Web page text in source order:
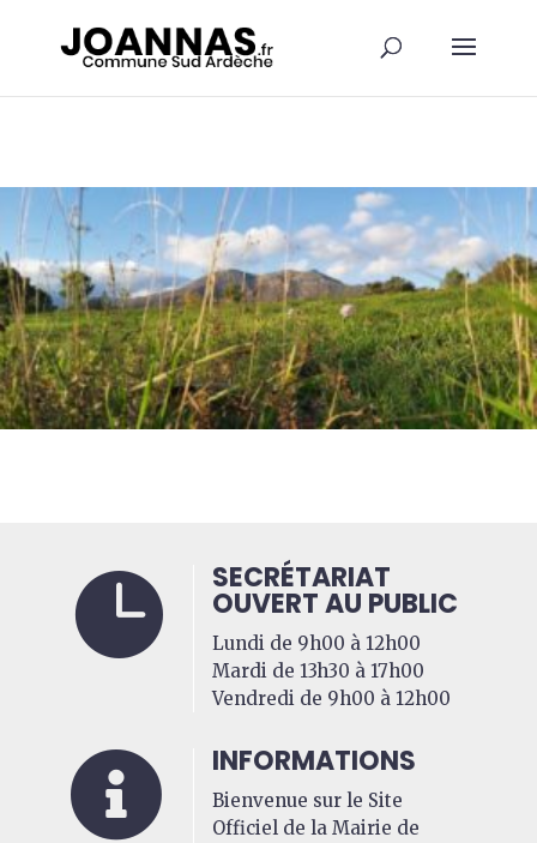
 SECRÉTARIAT
OUVERT AU PUBLIC
Lundi de 9h00 à 12h00
Mardi de 13h30 à 17h00
Vendredi de 9h00 à 12h00
 INFORMATIONS
Bienvenue sur le Site
Officiel de la Mairie de